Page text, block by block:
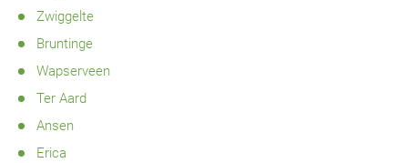
Zwiggelte
Bruntinge
Wapserveen
Ter Aard
Ansen
Erica